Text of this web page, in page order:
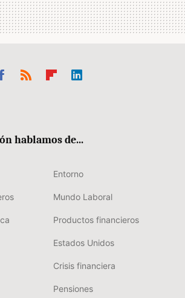
hablamos de...
Entorno
Mundo Laboral
Productos financieros
Estados Unidos
Crisis financiera
Pensiones